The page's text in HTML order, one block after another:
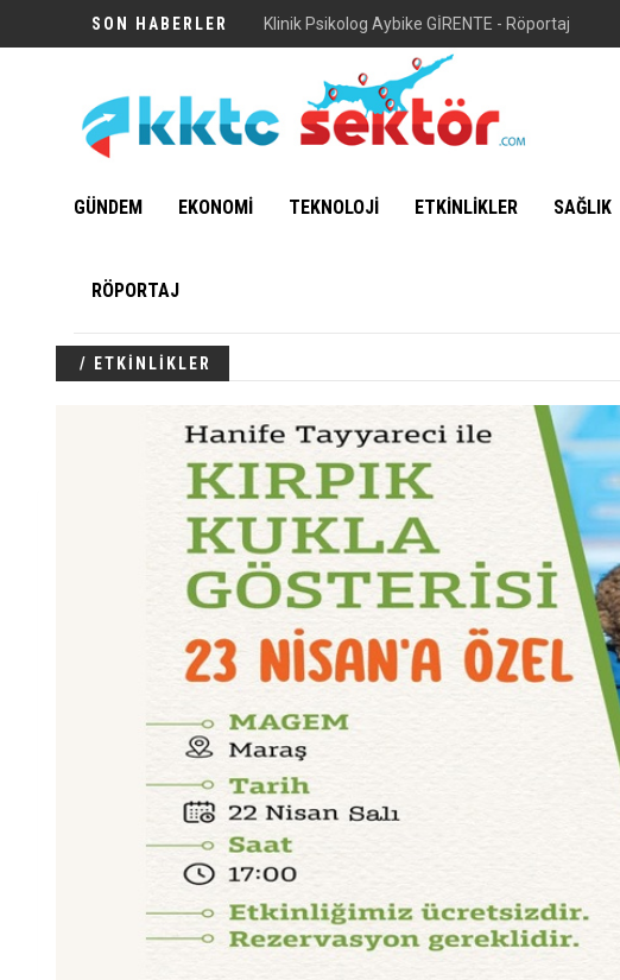
SON HABERLER Klinik Psikolog Aybike GİRENTE - Röportaj
GÜNDEM EKONOMİ TEKNOLOJİ ETKİNLİKLER SAĞLIK
RÖPORTAJ
/ ETKİNLİKLER